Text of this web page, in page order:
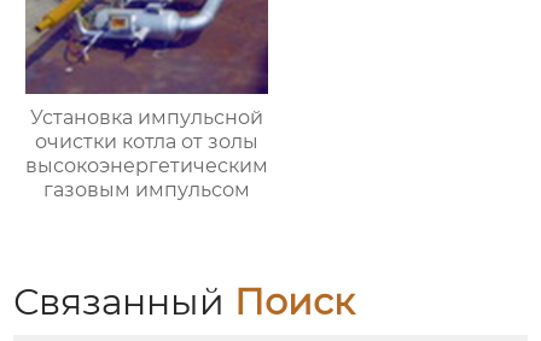
Установка импульсной
очистки котла от золы
высокоэнергетическим
газовым импульсом
Связанный Поиск